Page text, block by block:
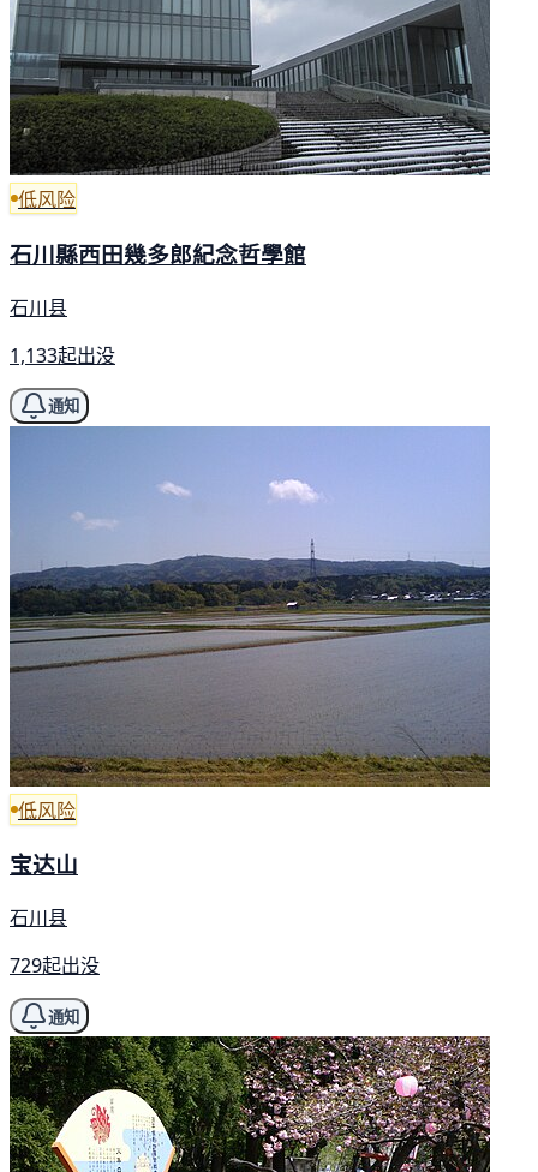
低风险
石川縣西田幾多郎紀念哲學館
石川县
1,133起出没
通知
低风险
宝达山
石川县
729起出没
通知